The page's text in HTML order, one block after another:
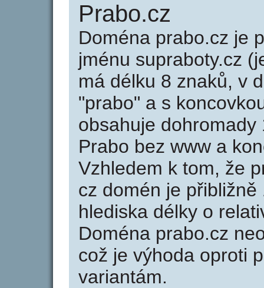
Prabo.cz
Doména prabo.cz je
jménu supraboty.cz
má délku 8 znaků, v
"prabo" a s
obsahuje
Prabo bez www a
Vzhledem k tom, že
cz domén je
hlediska délky o
Doména prabo.cz
což je výhoda oproti
variantám.